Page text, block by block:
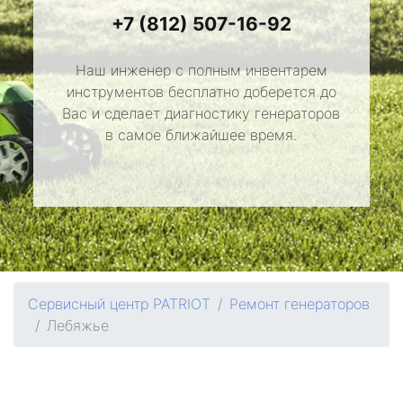
+7 (812) 507-16-92
Наш инженер с полным инвентарем
инструментов бесплатно доберется до
Вас и сделает диагностику генераторов
в самое ближайшее время.
Сервисный центр PATRIOT
Ремонт генераторов
Лебяжье